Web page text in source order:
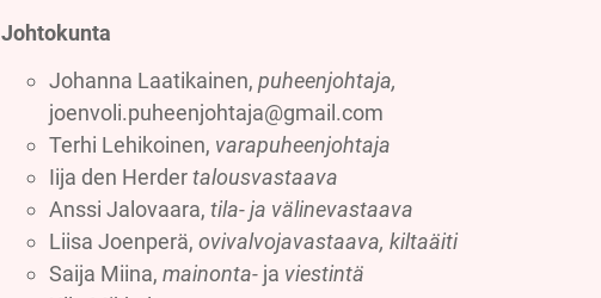
Johtokunta
Johanna Laatikainen, puheenjohtaja,
joenvoli.puheenjohtaja@gmail.com
Terhi Lehikoinen, varapuheenjohtaja
Iija den Herdertalousvastaava
Anssi Jalovaara, tila- ja välinevastaava
Liisa Joenperä, ovivalvojavastaava, kiltaäiti
Saija Miina, mainonta- ja viestintä